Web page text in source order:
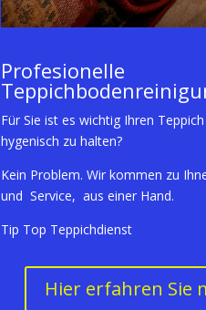
Profesionelle
Für Sie ist es wichtig Ihren
hygenisch zu halten?
Kein Problem. Wir kommen zu
und Service, aus einer Hand.
Tip Top Teppichdienst
Hier erfahren Sie